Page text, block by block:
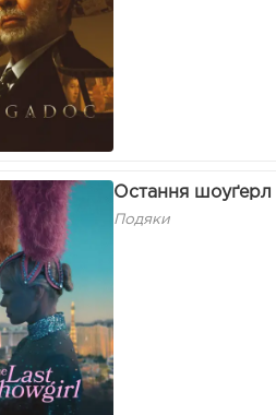
Остання шоуґерл
Подяки